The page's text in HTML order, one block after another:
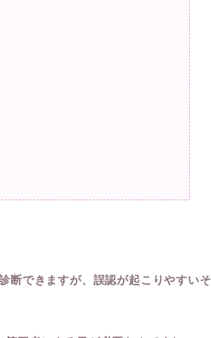
断できますが、 誤認が起こりやすいそ